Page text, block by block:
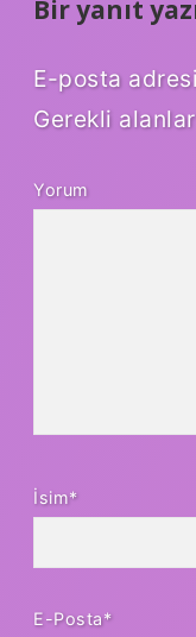
Bir yanıt
E-posta
Gerekli alanlar
Yorum
İsim*
E-Posta*